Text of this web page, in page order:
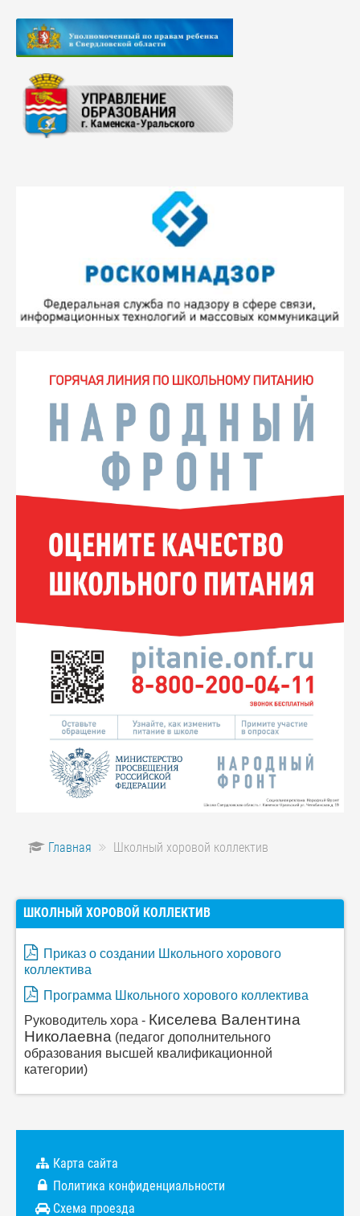
Главная Школный хоровой коллектив
ШКОЛНЫЙ ХОРОВОЙ КОЛЛЕКТИВ
Приказ о создании Школьного хорового
коллектива
Программа Школьного хорового коллектива
Руководитель хора - Киселева Валентина
Николаевна (педагог дополнительного
образования высшей квалификационной
категории)
Карта сайта
Политика конфиденциальности
Схема проезда